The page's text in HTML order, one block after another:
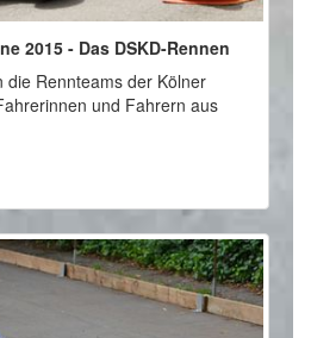
2015 - Das DSKD-Rennen
die Rennteams der Kölner
und Fahrern aus